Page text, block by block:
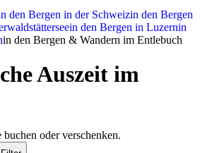
den Bergen in der Schweizin den Bergen
in den Bergen in Luzernin
in den Bergen & Wandern im Entlebuch
Auszeit im
oder verschenken.